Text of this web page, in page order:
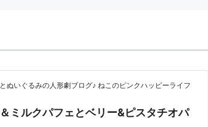
ぬいぐるみの人形劇ブログ♪ ねこのピンクハッピーライフ
ミルクパフェとベリー&ピスタチオパ